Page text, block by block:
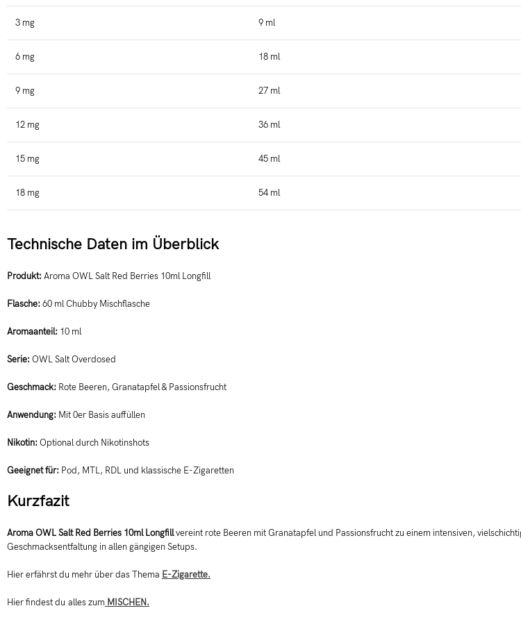
3 mg 9 ml
6 mg 18 ml
9 mg 27 ml
12 mg 36 ml
15 mg 45 ml
18 mg 54 ml
Technische Daten im Überblick
Produkt: Aroma OWL Salt Red Berries 10ml Longfill
Flasche: 60 ml Chubby Mischflasche
Aromaanteil: 10 ml
Serie: OWL Salt Overdosed
Geschmack: Rote Beeren, Granatapfel & Passionsfrucht
Anwendung: Mit 0er Basis auffüllen
Nikotin: Optional durch Nikotinshots
Geeignet für: Pod, MTL, RDL und klassische E-Zigaretten
Kurzfazit
Aroma OWL Salt Red Berries 10ml Longfillvereint rote Beeren mit Granatapfel und Passionsfrucht zu einem intensiven,
Geschmacksentfaltung in allen gängigen Setups.
Hier erfährst du mehr über das Thema E-Zigarette.
Hier findest du alles zum MISCHEN.